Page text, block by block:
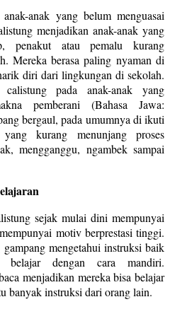
anak yang belum menguasai
menjadikan anak-anak yang
penakut atau pemalu kurang
Mereka berasa paling nyaman di
diri dari lingkungan di sekolah.
calistung pada anak-anak yang
pemberani (Bahasa Jawa:
bergaul, pada umumnya di ikuti
kurang menunjang proses
mengganggu, ngambek sampai
sejak mulai dini mempunyai
motiv berprestasi tinggi.
mengetahui instruksi baik
belajar dengan cara mandiri.
menjadikan mereka bisa belajar
banyak instruksi dari orang lain.